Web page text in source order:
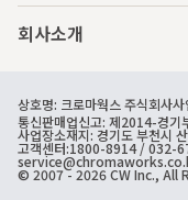
회사소개
상호명: 크로마웍스 주식회사
통신판매업신고: 제2014-경
사업장소재지: 경기도 부천시
고객센터:1800-8914/ 032-
© 2007 - 2026 CW Inc., All